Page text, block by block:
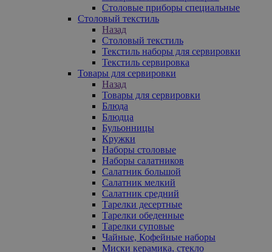
Столовые приборы специальные
Столовый текстиль
Назад
Столовый текстиль
Текстиль наборы для сервировки
Текстиль сервировка
Товары для сервировки
Назад
Товары для сервировки
Блюда
Блюдца
Бульонницы
Кружки
Наборы столовые
Наборы салатников
Салатник большой
Салатник мелкий
Салатник средний
Тарелки десертные
Тарелки обеденные
Тарелки суповые
Чайные, Кофейные наборы
Миски керамика, стекло